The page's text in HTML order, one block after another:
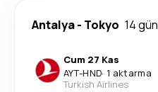
Antalya- Tokyo 14 gün
Cum 27 Kas
AYT-HND· 1 aktarma
Turkish Airlines